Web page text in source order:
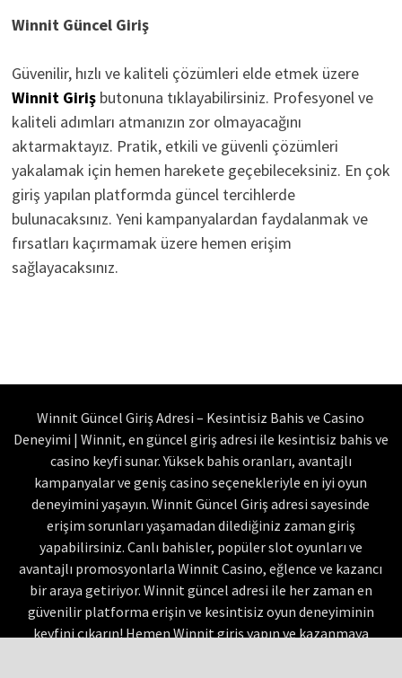
Winnit Güncel Giriş
Güvenilir, hızlı ve kaliteli çözümleri elde etmek üzere
Winnit Girişbutonuna tıklayabilirsiniz. Profesyonel ve
kaliteli adımları atmanızın zor olmayacağını
aktarmaktayız. Pratik, etkili ve güvenli çözümleri
yakalamak için hemen harekete geçebileceksiniz. En çok
giriş yapılan platformda güncel tercihlerde
bulunacaksınız. Yeni kampanyalardan faydalanmak ve
fırsatları kaçırmamak üzere hemen erişim
sağlayacaksınız.
Winnit Güncel Giriş Adresi – Kesintisiz Bahis ve Casino
Deneyimi | Winnit, en güncel giriş adresi ile kesintisiz bahis ve
casino keyfi sunar. Yüksek bahis oranları, avantajlı
kampanyalar ve geniş casino seçenekleriyle en iyi oyun
deneyimini yaşayın. Winnit Güncel Giriş adresi sayesinde
erişim sorunları yaşamadan dilediğiniz zaman giriş
yapabilirsiniz. Canlı bahisler, popüler slot oyunları ve
avantajlı promosyonlarla Winnit Casino, eğlence ve kazancı
bir araya getiriyor. Winnit güncel adresi ile her zaman en
güvenilir platforma erişin ve kesintisiz oyun deneyiminin
keyfini çıkarın! Hemen Winnit giriş yapın ve kazanmaya